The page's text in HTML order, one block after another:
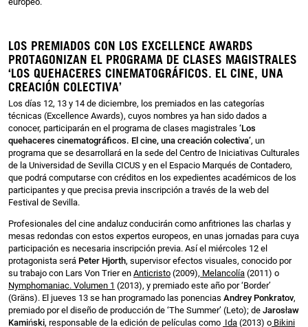
LOS PREMIADOS CON LOS EXCELLENCE AWARDS
PROTAGONIZAN EL PROGRAMA DE CLASES MAGISTRALES
‘LOS QUEHACERES CINEMATOGRÁFICOS. EL CINE, UNA
CREACIÓN COLECTIVA’
Los días 12, 13 y 14 de diciembre, los premiados en las categorías
técnicas (Excellence Awards), cuyos nombres ya han sido dados a
conocer, participarán en el programa de clases magistrales ‘Los
quehaceres cinematográficos. El cine, una creación colectiva’, un
programa que se desarrollará en la sede del Centro de Iniciativas Culturales
de la Universidad de Sevilla CICUS y en el Espacio Marqués de Contadero,
que podrá computarse con créditos en los expedientes académicos de los
participantes y que precisa previa inscripción a través de la web del
Festival de Sevilla.
Profesionales del cine andaluz conducirán como anfitriones las charlas y
mesas redondas con estos expertos europeos, en unas jornadas para cuya
participación es necesaria inscripción previa. Así el miércoles 12 el
protagonista será Peter Hjorth, supervisor efectos visuales, conocido por
su trabajo con Lars Von Trier en Anticristo (2009), Melancolía (2011) o
Nymphomaniac. Volumen 1 (2013), y premiado este año por ‘Border’
(Gräns). El jueves 13 se han programado las ponencias Andrey Ponkratov,
premiado por el diseño de producción de ‘The Summer’ (Leto); de Jarosław
Kamiński, responsable de la edición de películas como Ida (2013) o Bikini